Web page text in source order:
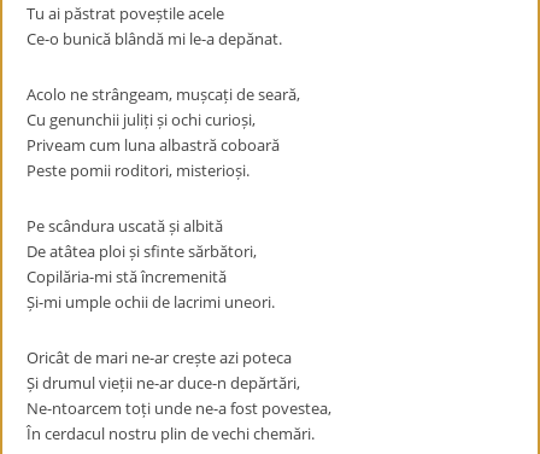
Tu ai păstrat poveștile acele
Ce-o bunică blândă mi le-a depănat.
Acolo ne strângeam, mușcați de seară,
Cu genunchii juliți și ochi curioși,
Priveam cum luna albastră coboară
Peste pomii roditori, misterioși.
Pe scândura uscată și albită
De atâtea ploi și sfinte sărbători,
Copilăria-mi stă încremenită
Și-mi umple ochii de lacrimi uneori.
Oricât de mari ne-ar crește azi poteca
Și drumul vieții ne-ar duce-n depărtări,
Ne-ntoarcem toți unde ne-a fost povestea,
În cerdacul nostru plin de vechi chemări.